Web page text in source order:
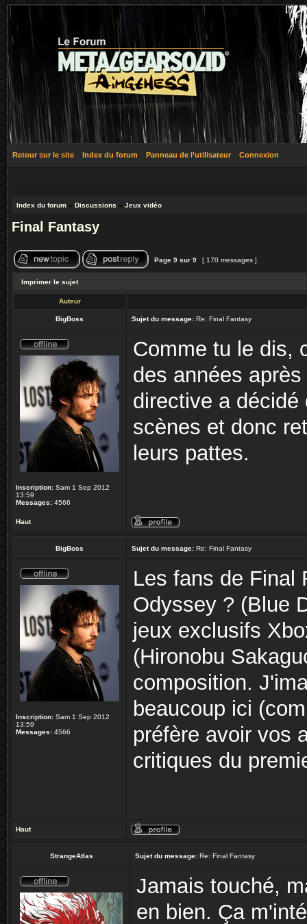
Retour sur le site Index du forum Panneau de l’utilisateur Connexion
Index du forum » Discussions » Jeux vidéo
Final Fantasy
Page 9 sur 9 [ 170 messages ]
Imprimer le sujet
Auteur
BigBoss Sujet du message: Re: Final Fantasy
Inscription: Sam 1 Sep 2012
13:59
Messages: 4566
Comme tu le dis,
des années
directive a
scènes et donc
leurs pattes.
Haut
BigBoss Sujet du message: Re: Final Fantasy
Inscription: Sam 1 Sep 2012
13:59
Messages: 4566
Les fans de Final
Odyssey ? (Blue
jeux exclusifs
(Hironobu
composition.
beaucoup ici
préfère avoir vos
critiques du
Haut
StrangeAtlas Sujet du message: Re: Final Fantasy
Jamais touché,
en bien. Ça